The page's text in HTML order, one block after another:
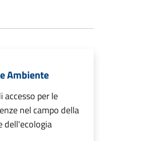
Ambiente
accesso per le
nel campo della
dell'ecologia